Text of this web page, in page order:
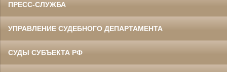
ПРЕСС-СЛУЖБА
УПРАВЛЕНИЕ СУДЕБНОГО ДЕПАРТАМЕНТА
СУДЫ СУБЪЕКТА РФ